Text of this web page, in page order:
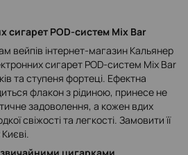
сигарет POD-систем Mix Bar
вейпів інтернет-магазин Кальянер
сигарет POD-систем Mix Bar
та ступеня фортеці. Ефектна
флакон з рідиною, принесе не
задоволення, а кожен вдих
свіжості та легкості. Замовити її